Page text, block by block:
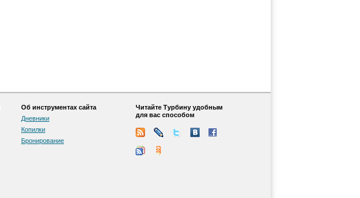
Об инструментах сайта
Дневники
Копилки
Бронирование
Читайте Турбину удобным
для вас способом